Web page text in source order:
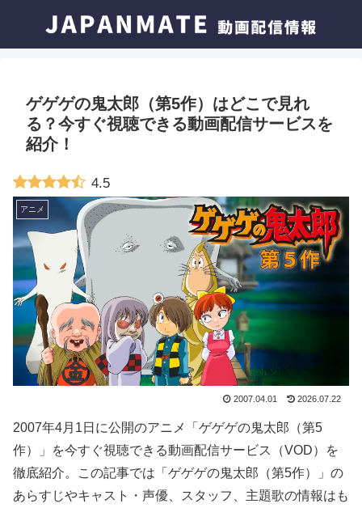
ゲゲゲの鬼太郎（第5作）はどこで見れ
る？今すぐ視聴できる動画配信サービスを
紹介！
4.5
アニメ
2007.04.01 2026.07.22
2007年4月1日に公開のアニメ「ゲゲゲの鬼太郎（第5
作）」を今すぐ視聴できる動画配信サービス（VOD）を
徹底紹介。この記事では「ゲゲゲの鬼太郎（第5作）」の
あらすじやキャスト・声優、スタッフ、主題歌の情報はも